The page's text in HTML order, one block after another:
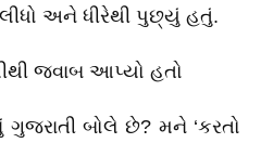
અને ધીરેથી પુછ્યું હતું.
જવાબ આપ્યો હતો
બોલે છે? મને ‘કરતો